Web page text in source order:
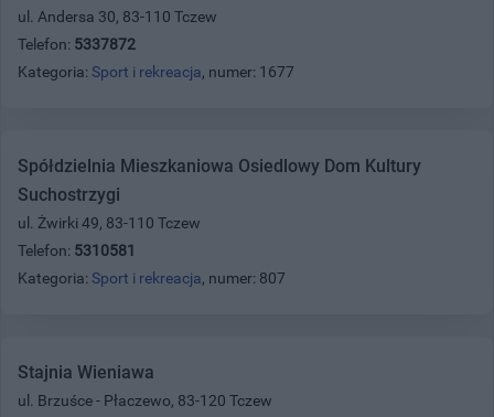
ul. Andersa 30, 83-110 Tczew
Telefon: 5337872
Kategoria: Sport i rekreacja, numer: 1677
Spółdzielnia Mieszkaniowa Osiedlowy Dom Kultury
Suchostrzygi
ul. Żwirki 49, 83-110 Tczew
Telefon: 5310581
Kategoria: Sport i rekreacja, numer: 807
Stajnia Wieniawa
ul. Brzuśce - Płaczewo, 83-120 Tczew